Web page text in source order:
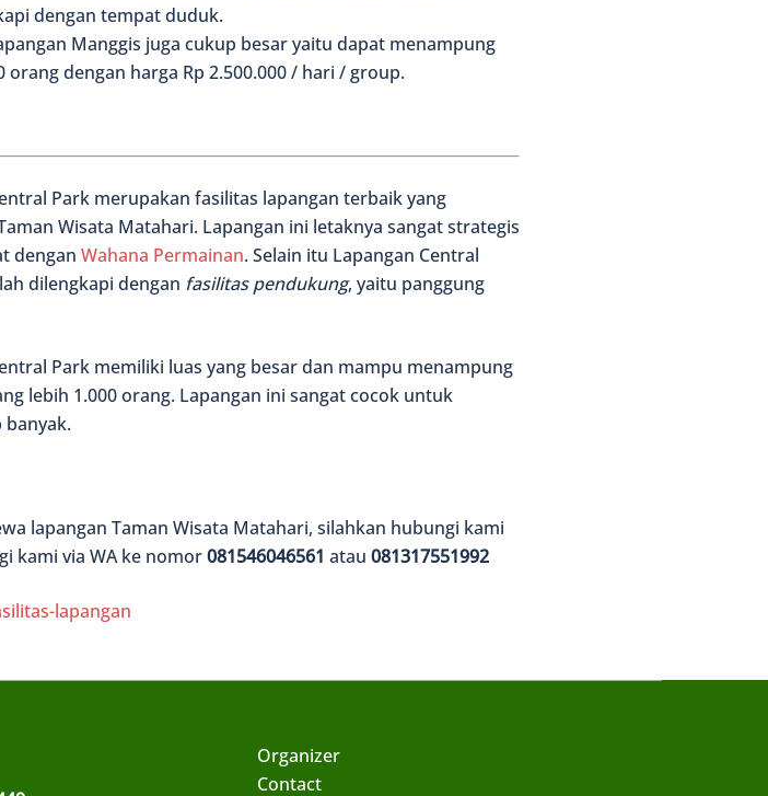
dengan tempat duduk.
Manggis juga cukup besar yaitu dapat menampung
orang dengan harga Rp 2.500.000 / hari / group.
Park merupakan fasilitas lapangan terbaik yang
Wisata Matahari. Lapangan ini letaknya sangat strategis
dengan Wahana Permainan. Selain itu Lapangan Central
dilengkapi dengan fasilitas pendukung, yaitu panggung
Park memiliki luas yang besar dan mampu menampung
lebih 1.000 orang. Lapangan ini sangat cocok untuk
lapangan Taman Wisata Matahari, silahkan hubungi kami
kami via WA ke nomor081546046561 atau 081317551992
lapangan
Organizer
Contact